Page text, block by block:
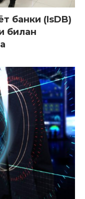
банки (IsDB)
билан